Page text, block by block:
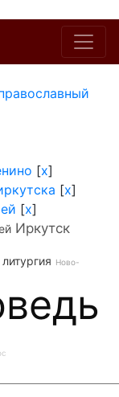
[x]
[x]
[x]
Иркутск
литургия Ново-